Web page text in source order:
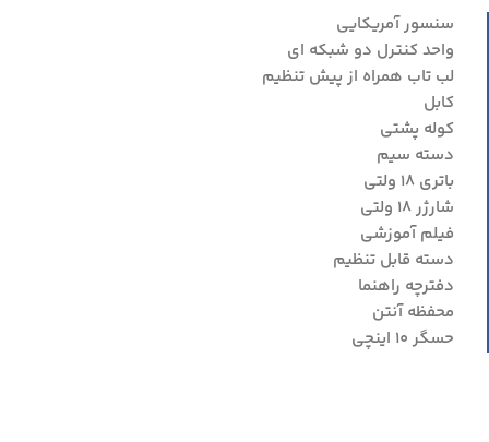
سنسور آمریکایی
واحد کنترل دو شبکه ای
لب تاب همراه از پیش تنظیم
کابل
کوله پشتی
دسته سیم
باتری ۱۸ ولتی
شارژر ۱۸ ولتی
فیلم آموزشی
دسته قابل تنظیم
دفترچه راهنما
محفظه آنتن
حسگر ۱۰ اینچی